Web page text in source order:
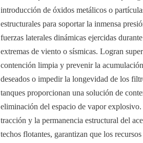
introducción de óxidos metálicos o
estructurales para soportar la inmensa
fuerzas laterales dinámicas ejercidas
extremas de viento o sísmicas. Logran
contención limpia y prevenir la
deseados o impedir la longevidad de los
tanques proporcionan una solución de
eliminación del espacio de vapor
tracción y la permanencia estructural del
techos flotantes, garantizan que los